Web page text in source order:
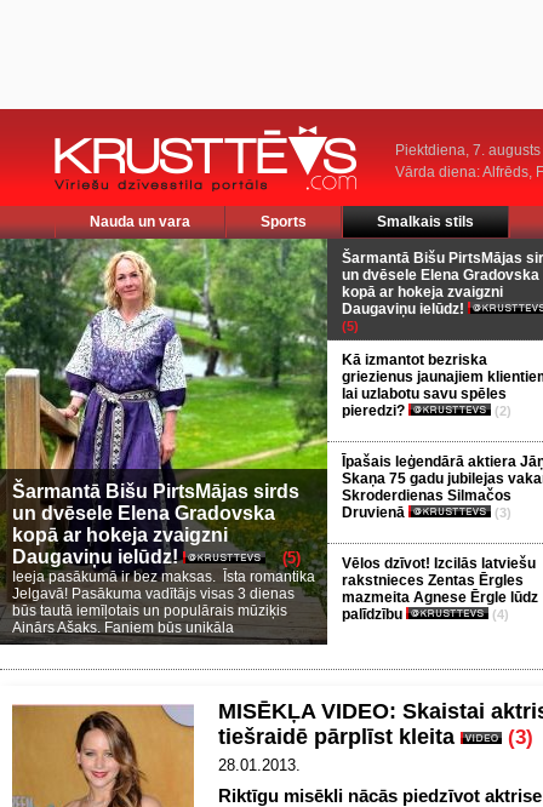
Piektdiena, 7. augusts
Vārda diena: Alfrēds,
Nauda un vara Sports Smalkais stils
Šarmantā Bišu PirtsMājas sirds
un dvēsele Elena Gradovska
kopā ar hokeja zvaigzni
Daugaviņu ielūdz!
(5)
Ieeja pasākumā ir bez maksas. Īsta romantika
Jelgavā! Pasākuma vadītājs visas 3 dienas
būs tautā iemīļotais un populārais mūziķis
Ainārs Ašaks. Faniem būs unikāla
Šarmantā Bišu PirtsMājas
un dvēsele Elena Gradovska
kopā ar hokeja zvaigzni
Daugaviņu ielūdz!
(5)
Kā izmantot bezriska
griezienus jaunajiem
lai uzlabotu savu spēles
pieredzi?
(2)
Īpašais leģendārā aktiera
Skaņa 75 gadu jubilejas
Skroderdienas Silmačos
Druvienā
(3)
Vēlos dzīvot! Izcilās latviešu
rakstnieces Zentas Ērgles
mazmeita Agnese Ērgle lūdz
palīdzību
(4)
MISĒKĻA VIDEO: Skaistai
tiešraidē pārplīst kleita
(3)
28.01.2013.
Riktīgu misēkli nācās piedzīvot